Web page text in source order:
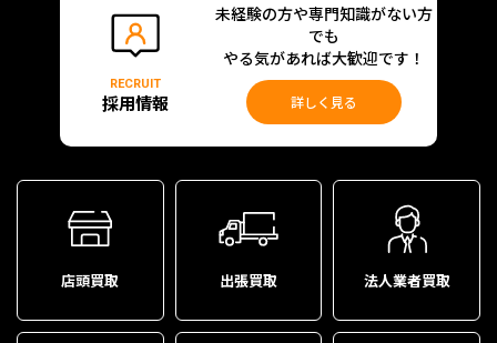
RECRUIT
採用情報
未経験の方や専門知識がない方
でも
やる気があれば大歓迎です！
詳しく見る
店頭買取 出張買取 法人業者買取